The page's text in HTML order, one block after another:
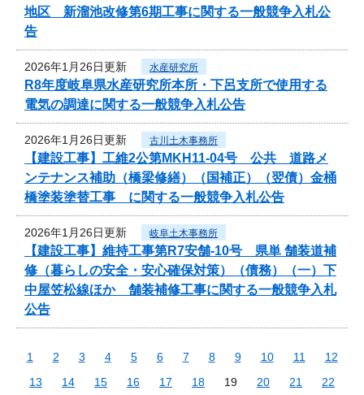
地区 新溜池改修第6期工事に関する一般競争入札公
告
2026年1月26日更新 水産研究所
R8年度岐阜県水産研究所本所・下呂支所で使用する
電気の調達に関する一般競争入札公告
2026年1月26日更新 古川土木事務所
【建設工事】工維2公第MKH11-04号 公共 道路メ
ンテナンス補助（橋梁修繕）（国補正）（翌債）金桶
橋塗装塗替工事 に関する一般競争入札公告
2026年1月26日更新 岐阜土木事務所
【建設工事】維持工事第R7安舗-10号 県単 舗装道補
修（暮らしの安全・安心確保対策）（債務）（一）下
中屋笠松線ほか 舗装補修工事に関する一般競争入札
公告
1 2 3 4 5 6 7 8 9 10 11
12
13
14 15 16 17 18 19 20 21
22